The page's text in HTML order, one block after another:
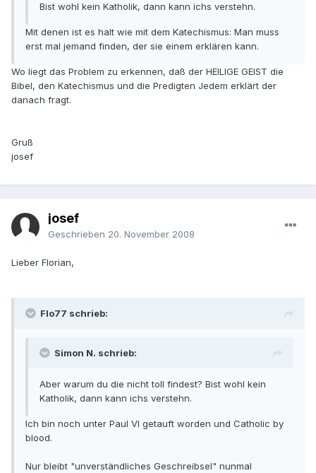
Bist wohl kein Katholik, dann kann ichs verstehn.
Mit denen ist es halt wie mit dem Katechismus: Man muss
erst mal jemand finden, der sie einem erklären kann.
Wo liegt das Problem zu erkennen, daß der HEILIGE GEIST die
Bibel, den Katechismus und die Predigten Jedem erklärt der
danach fragt.
Gruß
josef
josef
Geschrieben 20. November 2008
Lieber Florian,
Flo77 schrieb:
Simon N. schrieb:
Aber warum du die nicht toll findest? Bist wohl kein
Katholik, dann kann ichs verstehn.
Ich bin noch unter Paul VI getauft worden und Catholic by
blood.
Nur bleibt "unverständliches Geschreibsel" nunmal